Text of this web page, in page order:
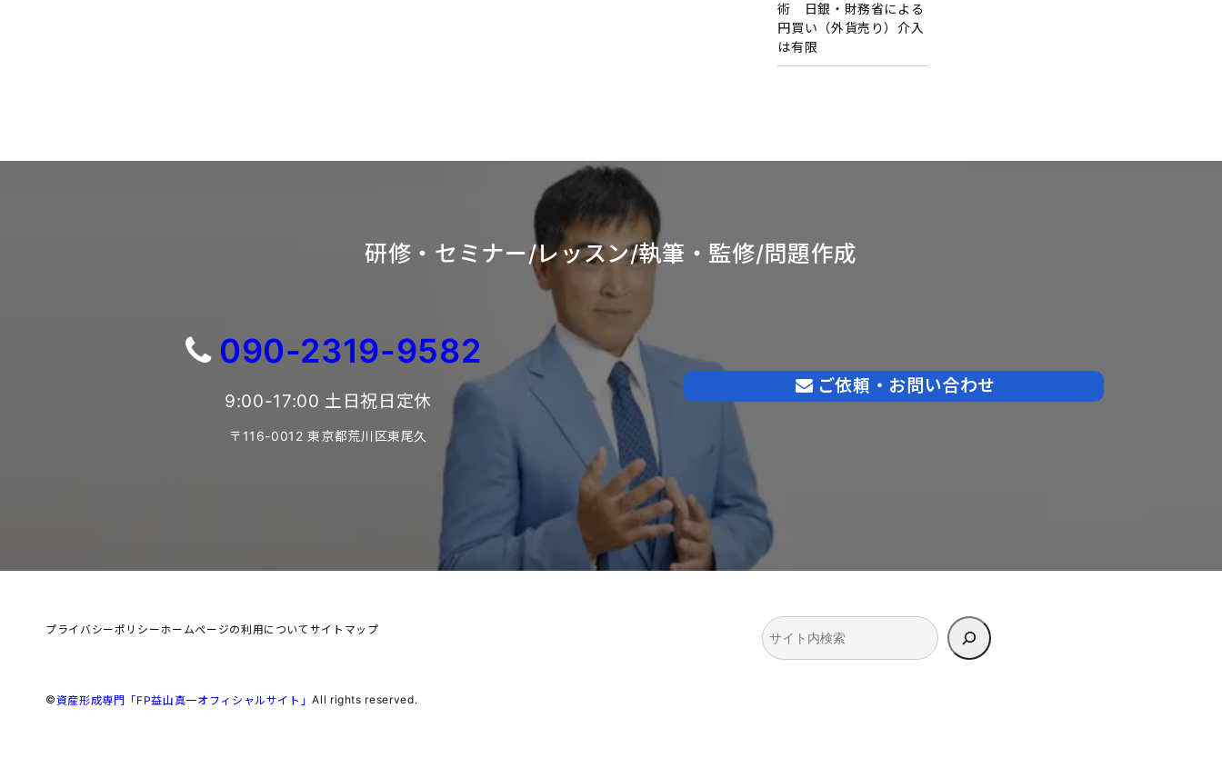
術 日銀・財務省による
円買い（外貨売り）介入
は有限
研修・セミナー/レッスン/執筆・監修/問題作成
090-2319-9582
9:00-17:00 土日祝日定休
〒116-0012 東京都荒川区東尾久
ご依頼・お問い合わせ
プライバシーポリシーホームページの利用について サイトマップ
検
索
©資産形成専門「FP益山真一オフィシャルサイト」All rights reserved.